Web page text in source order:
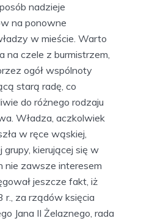
nadzieje
na ponowne
w mieście. Warto
na czele z burmistrzem,
ogół wspólnoty
starą radę, co
do różnego rodzaju
Władza, aczkolwiek
w ręce wąskiej,
kierującej się w
nie zawsze interesem
jeszcze fakt, iż
za rządów księcia
Jana II Żelaznego, rada